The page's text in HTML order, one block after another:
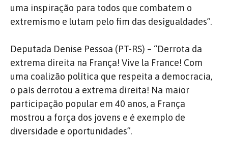
uma inspiração para todos que combatem o
extremismo e lutam pelo fim das desigualdades”.
Deputada Denise Pessoa (PT-RS) – “Derrota da
extrema direita na França! Vive la France! Com
uma coalizão política que respeita a democracia,
o país derrotou a extrema direita! Na maior
participação popular em 40 anos, a França
mostrou a força dos jovens e é exemplo de
diversidade e oportunidades”.